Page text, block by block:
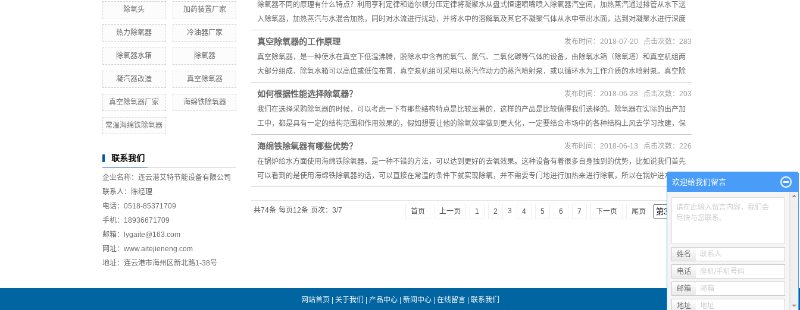
除氧头 加药装置厂家
热力除氧器 冷油器厂家
除氧器水箱 除氧器
凝汽器改造 真空除氧器
真空除氧器厂家 海绵铁除氧器
常温海绵铁除氧器
联系我们
企业名称：连云港艾特节能设备有限公司
联系人：陈经理
电话：0518-85371709
手机：18936671709
邮箱：lygaite@163.com
网址：www.aitejieneng.com
地址：连云港市海州区新北路1-38号
除氧器不同的原理有什么特点？利用亨利定律和道尔顿分压定律将凝聚水从盘式恒速喷嘴喷入除氧器汽空间，加热蒸汽通过排管从水下送
入除氧器，加热蒸汽与水混合加热，同时对水流进行扰动，并将水中的溶解氧及其它不凝聚气体从水中带出水面，达到对凝聚水进行深度
真空除氧器的工作原理
真空除氧器，是一种使水在真空下低温沸腾，脱除水中含有的氧气、氮气、二氧化碳等气体的设备，由除氧水箱（除氧塔）和真空机组两
大部分组成，除氧水箱可以高位或低位布置，真空泵机组可采用以蒸汽作动力的蒸汽喷射泵，或以循环水为工作介质的水喷射泵。真空除
发布时间：2018-07-20 点击次数：283
如何根据性能选择除氧器？
我们在选择采购除氧器的时候，可以考虑一下有那些结构特点是比较显著的，这样的产品是比较值得我们选择的。除氧器在实际的出产加
工中，都是具有一定的结构范围和作用效果的，假如想要让他的除氧效率做到更大化，一定要结合市场中的各种结构上风去学习改建，保
发布时间：2018-06-28 点击次数：203
海绵铁除氧器有哪些优势？
在锅炉给水方面使用海绵铁除氧器，是一种不错的方法，可以达到更好的去氧效果。这种设备有着很多自身独到的优势，比如说我们首先
可以看到的是使用海绵铁除氧器的话，可以直接在常温的条件下就实现除氧，并不需要专门地进行加热来进行除氧，所以在锅炉进水的时
发布时间：2018-06-13 点击次数：226
共74条 每页12条 页次：3/7 首页 上一页 1 2 3 4 5 6 7 下一页 尾页
网站首页 关于我们 产品中心 新闻中心 在线留言 联系我们
欢迎给我们留言
请在此输入留言内容，我们会
尽快与您联系。
姓名 联系人
电话 座机/手机号码
邮箱 邮箱
地址 地址